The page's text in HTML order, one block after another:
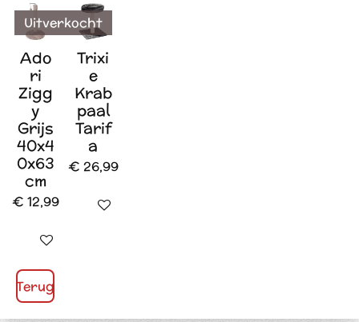
Ado
ri
Zigg
y
Grijs
40x4
0x63
cm
€ 12,99
In winkelwagen
Uitverkocht
Trixi
e
Krab
paal
Tarif
a
€ 26,99
Houd mij op de hoogte
Terug